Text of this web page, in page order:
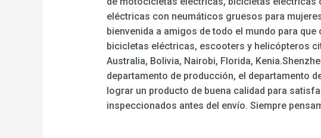
eléctricas con neumáticos gruesos para
bienvenida a amigos de todo el mundo para
bicicletas eléctricas, escooters y helicópteros
Australia, Bolivia, Nairobi, Florida,
departamento de producción, el departamento
lograr un producto de buena calidad para
inspeccionados antes del envío. Siempre